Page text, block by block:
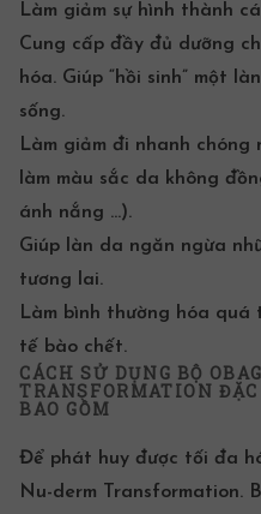
Làm giảm sự hình thành
Cung cấp đầy đủ dưỡng
hóa. Giúp “hồi sinh” một
sống.
Làm giảm đi nhanh chóng
làm màu sắc da không
ánh nắng …).
Giúp làn da ngăn ngừa
tương lai.
Làm bình thường hóa
tế bào chết.
CÁCH SỬ DỤNG BỘ
TRANSFORMATION
BAO GỒM
Để phát huy được tối đa
Nu-derm Transformation.